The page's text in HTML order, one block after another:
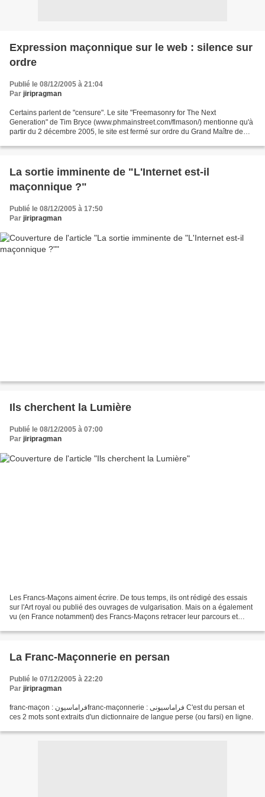
Expression maçonnique sur le web : silence sur
ordre
Publié le 08/12/2005 à 21:04
Par jiripragman
Certains parlent de "censure". Le site "Freemasonry for The Next
Generation" de Tim Bryce (www.phmainstreet.com/flmason/) mentionne qu'à
partir du 2 décembre 2005, le site est fermé sur ordre du Grand Maître de
La sortie imminente de "L'Internet est-il
maçonnique ?"
Publié le 08/12/2005 à 17:50
Par jiripragman
Ils cherchent la Lumière
Publié le 08/12/2005 à 07:00
Par jiripragman
Les Francs-Maçons aiment écrire. De tous temps, ils ont rédigé des essais
sur l'Art royal ou publié des ouvrages de vulgarisation. Mais on a également
vu (en France notamment) des Francs-Maçons retracer leur parcours et
La Franc-Maçonnerie en persan
Publié le 07/12/2005 à 22:20
Par jiripragman
franc-maçon : فراماسیونfranc-maçonnerie : فراماسیونی C'est du persan et
ces 2 mots sont extraits d'un dictionnaire de langue perse (ou farsi) en ligne.